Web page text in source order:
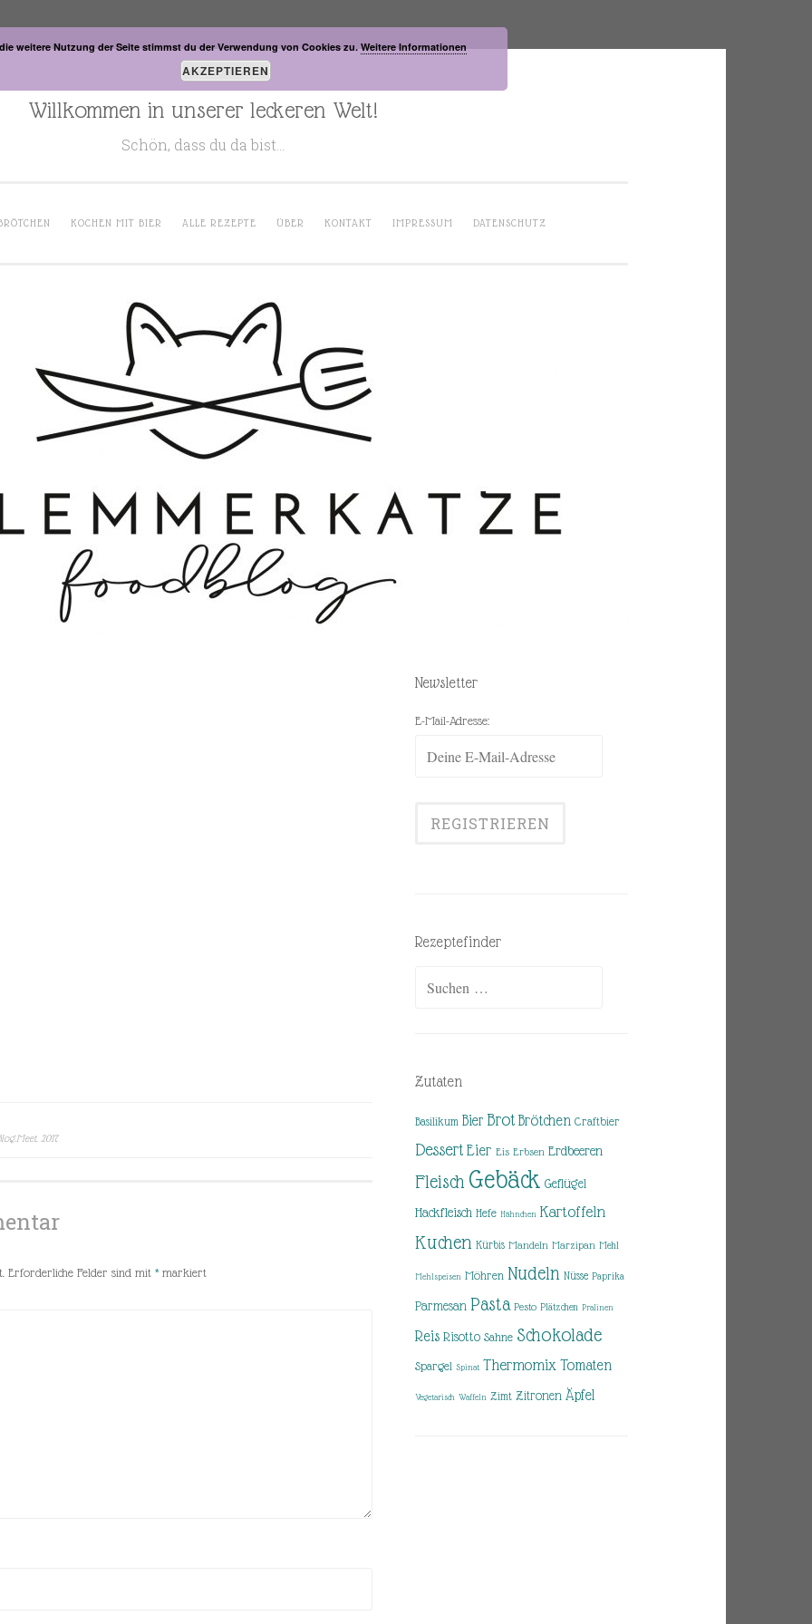
Willkommen in unserer leckeren Welt!
Schön, dass du da bist…
KOCHEN MIT BIER ALLE REZEPTE ÜBER KONTAKT IMPRESSUM DATENSCHUTZ
2017
Erforderliche Felder sind mit *markiert
Newsletter
E-Mail-Adresse:
Rezeptefinder
Zutaten
Basilikum Bier Brot Brötchen Craftbier
Dessert Eier Eis Erbsen Erdbeeren
Fleisch Gebäck Geflügel
Hackfleisch Hefe Hähnchen Kartoffeln
Kuchen Kürbis Mandeln Marzipan Mehl
Mehlspeisen Möhren Nudeln Nüsse Paprika
Parmesan Pasta Pesto Plätzchen Pralinen
Reis Risotto Sahne Schokolade
Spargel Spinat Thermomix Tomaten
Vegetarisch Waffeln Zimt Zitronen Äpfel
weitere Nutzung der Seite stimmst du der Verwendung von Cookies zu. Weitere Informationen
AKZEPTIEREN